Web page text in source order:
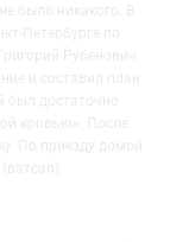
было никакого. В
Петербурге по
Рубенович
и составил план
достаточно
кровью». После
По приезду домой